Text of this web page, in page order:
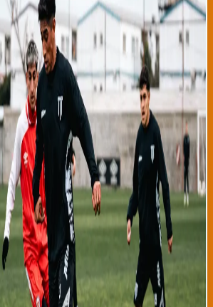
ha vencido esta tarde al Getafe CF por
partido amistoso disputado en el estadio
así su preparación de cara al comienzo
2026-27 que arrancaré en tres
los leones vascos fueron marcados por
23 y Oihan Sancet en el 67, mientras
un tanto de Mayoral en el minuto 45. El
táctica donde el Athletic mostró mejoras
a encuentros anteriores, especialmente
y transición ofensiva que Ernesto
con el equipo. La temporada
Club con una sensación agridulce,
LaLiga pero eliminados en cuartos de
Este verano, la dirección deportiva ha
enfocados en reforzar la
trayendo a jugadores como el defensa
de Osasuna y el centrocampista Rodrigo
Estos nuevos integrantes mostraron
en el partido de hoy, demostrando que la
es acelerada y positiva. Valverde ha
su satisfacción con la evolución del